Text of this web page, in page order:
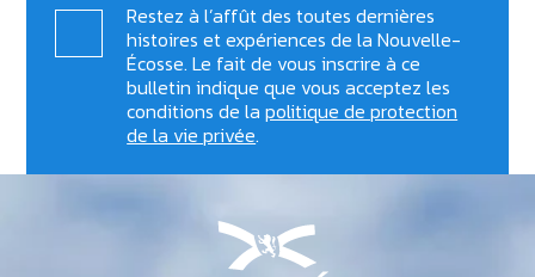
Restez à l’affût des toutes dernières
histoires et expériences de la Nouvelle-
Écosse. Le fait de vous inscrire à ce
bulletin indique que vous acceptez les
conditions de lapolitique de protection
de la vie privée.